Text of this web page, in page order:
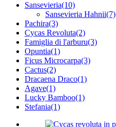
Sansevieria(10)
Sansevieria Hahnii(7)
Pachira(3)
Cycas Revoluta(2)
Famiglia di l'arburu(3)
Opuntia(1)
Ficus Microcarpa(3)
Cactus(2)
Dracaena Draco(1)
Agave(1)
Lucky Bamboo(1)
Stefania(1)